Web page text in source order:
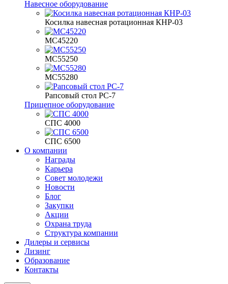
Навесное оборудование
Косилка навесная ротационная КНР-03
МС45220
МС55250
МС55280
Рапсовый стол РС-7
Прицепное оборудование
СПС 4000
СПС 6500
О компании
Награды
Карьера
Совет молодежи
Новости
Блог
Закупки
Акции
Охрана труда
Структура компании
Дилеры и сервисы
Лизинг
Образование
Контакты